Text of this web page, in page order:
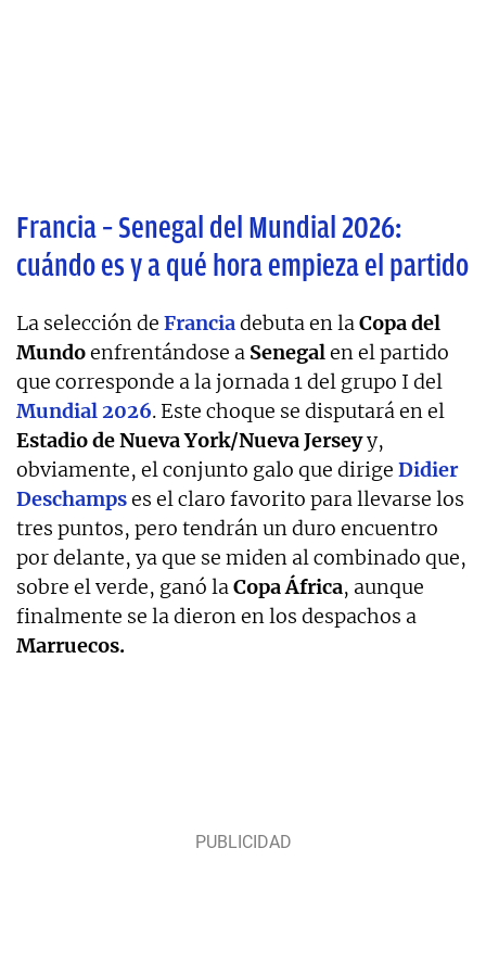
Francia – Senegal del Mundial 2026:
cuándo es y a qué hora empieza el partido
La selección de Franciadebuta en laCopa del
Mundoenfrentándose a Senegalen el partido
que corresponde a la jornada 1 del grupo I del
Mundial 2026. Este choque se disputará en el
Estadio de Nueva York/Nueva Jerseyy,
obviamente, el conjunto galo que dirige Didier
Deschampses el claro favorito para llevarse los
tres puntos, pero tendrán un duro encuentro
por delante, ya que se miden al combinado que,
sobre el verde, ganó laCopa África, aunque
finalmente se la dieron en los despachos a
Marruecos.